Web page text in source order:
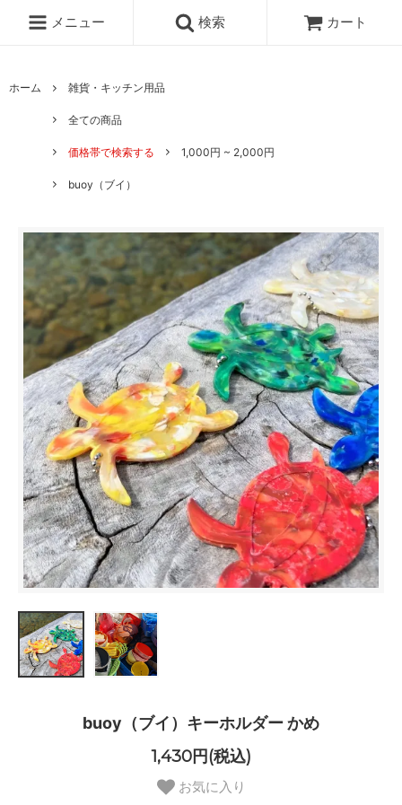
メニュー 検索 カート
ホーム 雑貨・キッチン用品
全ての商品
価格帯で検索する 1,000円 ~ 2,000円
buoy（ブイ）
buoy（ブイ）キーホルダー かめ
1,430円(税込)
お気に入り